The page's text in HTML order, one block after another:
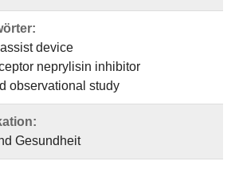
device
neprylisin inhibitor
observational study
Gesundheit